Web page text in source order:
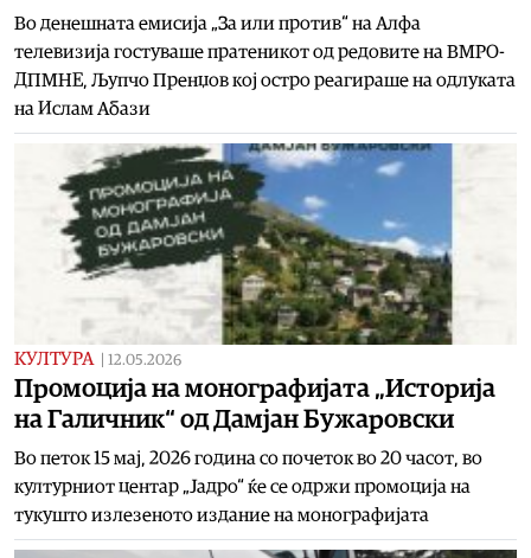
Во денешната емисија „За или против“ на Алфа
телевизија гостуваше пратеникот од редовите на ВМРО-
ДПМНЕ, Љупчо Пренџов кој остро реагираше на одлуката
на Ислам Абази
КУЛТУРА 12.05.2026
Промоција на монографијата „Историја
на Галичник“ од Дамјан Бужаровски
Во петок 15 мај, 2026 година со почеток во 20 часот, во
културниот центар „Јадро“ ќе се одржи промоција на
тукушто излезеното издание на монографијата